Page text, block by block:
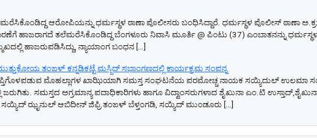
ಆರೋಪಿಯನ್ನು ಧರ್ಮಸ್ಥಳ ಠಾಣಾ ಪೊಲೀಸರು ಬಂಧಿಸಿದ್ದಾರೆ. ಧರ್ಮಸ್ಥಳ ಪೊಲೀಸ್ ಠಾಣಾ
ಹಾಜರಾಗದೆ ತಲೆಮರೆಸಿಕೊಂಡಿದ್ದ ಬೆಂಗಳೂರು ನಿವಾಸಿ ಮೂರ್ತಿ @ ಪಿಂಟು (37) ಎಂಬಾತನನ್ನು ಧರ್ಮಸ್ಥಳ
ಹಾಜರುಪಡಿಸಿದ್ದು, ನ್ಯಾಯಾಂಗ ಬಂಧನ […]
ತಂಙಳ್ ಕನ್ನಡಿಕಟ್ಟೆ ಮಸ್ಜಿದ್ ಸಭಾಂಗಣದಲ್ಲಿ ಕಾರ್ಯಕ್ರಮ‌ ಸಂಪನ್ನ
ಮೊಹಲ್ಲಾಗಳ ಖಾಝಿಯಾಗಿ ಸಮಸ್ತ ಸಂಘಟನೆಯ ಪರಮೋಚ್ಚ ನಾಯಕ ಸಯ್ಯಿದುಲ್ ಉಲಮಾ
ಸಮಸ್ತದ ಅಗ್ರಮಾನ್ಯ ಪದಾಧಿಕಾರಿಗಳು ಹಾಗೂ ವಿದ್ವಾಂಸರುಗಳಾದ ಶೈಖುನಾ ಎಂ.ಟಿ
ಸಯ್ಯಿದ್ ಝೖನುಲ್ ಆಬಿದೀನ್ ಜಿಫ್ರಿ ತಂಙಳ್ ಬೆಳ್ತಂಗಡಿ, ಸಯ್ಯಿದ್ ಮುಂಡೂರು […]